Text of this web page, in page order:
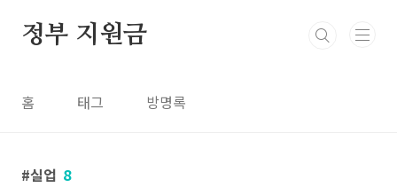
정부 지원금
홈 태그 방명록
실업 8